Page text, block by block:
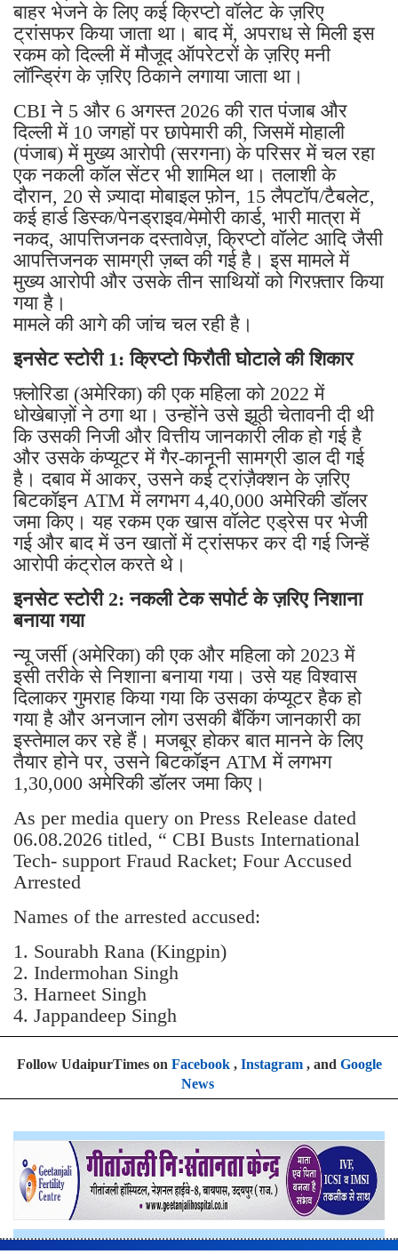
बाहर भेजने के लिए कई क्रिप्टो वॉलेट के ज़रिए
ट्रांसफर किया जाता था। बाद में, अपराध से मिली इस
रकम को दिल्ली में मौजूद ऑपरेटरों के ज़रिए मनी
लॉन्ड्रिंग के ज़रिए ठिकाने लगाया जाता था।
CBI ने 5 और 6 अगस्त 2026 की रात पंजाब और
दिल्ली में 10 जगहों पर छापेमारी की, जिसमें मोहाली
(पंजाब) में मुख्य आरोपी (सरगना) के परिसर में चल रहा
एक नकली कॉल सेंटर भी शामिल था। तलाशी के
दौरान, 20 से ज़्यादा मोबाइल फ़ोन, 15 लैपटॉप/टैबलेट,
कई हार्ड डिस्क/पेनड्राइव/मेमोरी कार्ड, भारी मात्रा में
नकद, आपत्तिजनक दस्तावेज़, क्रिप्टो वॉलेट आदि जैसी
आपत्तिजनक सामग्री ज़ब्त की गई है। इस मामले में
मुख्य आरोपी और उसके तीन साथियों को गिरफ़्तार किया
गया है।
मामले की आगे की जांच चल रही है।
इनसेट स्टोरी 1: क्रिप्टो फिरौती घोटाले की शिकार
फ़्लोरिडा (अमेरिका) की एक महिला को 2022 में
धोखेबाज़ों ने ठगा था। उन्होंने उसे झूठी चेतावनी दी थी
कि उसकी निजी और वित्तीय जानकारी लीक हो गई है
और उसके कंप्यूटर में गैर-कानूनी सामग्री डाल दी गई
है। दबाव में आकर, उसने कई ट्रांज़ैक्शन के ज़रिए
बिटकॉइन ATM में लगभग 4,40,000 अमेरिकी डॉलर
जमा किए। यह रकम एक खास वॉलेट एड्रेस पर भेजी
गई और बाद में उन खातों में ट्रांसफर कर दी गई जिन्हें
आरोपी कंट्रोल करते थे।
इनसेट स्टोरी 2: नकली टेक सपोर्ट के ज़रिए निशाना
बनाया गया
न्यू जर्सी (अमेरिका) की एक और महिला को 2023 में
इसी तरीके से निशाना बनाया गया। उसे यह विश्वास
दिलाकर गुमराह किया गया कि उसका कंप्यूटर हैक हो
गया है और अनजान लोग उसकी बैंकिंग जानकारी का
इस्तेमाल कर रहे हैं। मजबूर होकर बात मानने के लिए
तैयार होने पर, उसने बिटकॉइन ATM में लगभग
1,30,000 अमेरिकी डॉलर जमा किए।
As per media query on Press Release dated
06.08.2026 titled, “ CBI Busts International
Tech- support Fraud Racket; Four Accused
Arrested
Names of the arrested accused:
1. Sourabh Rana (Kingpin)
2. Indermohan Singh
3. ⁠Harneet Singh
4. ⁠Jappandeep Singh
Follow UdaipurTimes on Facebook, Instagram, and Google
News